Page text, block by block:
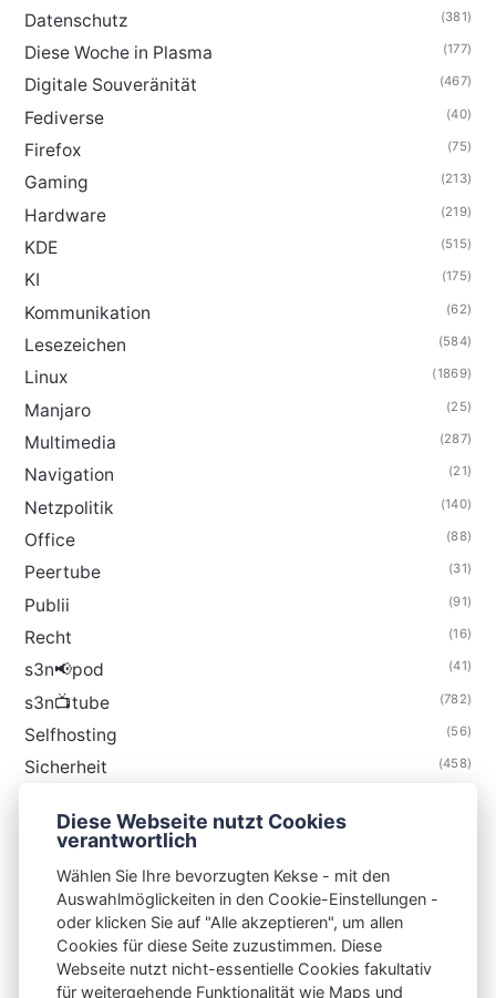
Datenschutz (381)
Diese Woche in Plasma (177)
Digitale Souveränität (467)
Fediverse (40)
Firefox (75)
Gaming (213)
Hardware (219)
KDE (515)
KI (175)
Kommunikation (62)
Lesezeichen (584)
Linux (1869)
Manjaro (25)
Multimedia (287)
Navigation (21)
Netzpolitik (140)
Office (88)
Peertube (31)
Publii (91)
Recht (16)
s3n📢pod (41)
s3n📺tube (782)
Selfhosting (56)
Sicherheit (458)
Thunderbird
S3N🧩NET
Diese Webseite nutzt Cookies
verantwortlich
Wählen Sie Ihre bevorzugten Kekse - mit den
Auswahlmöglickeiten in den Cookie-Einstellungen -
oder klicken Sie auf "Alle akzeptieren", um allen
Cookies für diese Seite zuzustimmen. Diese
Webseite nutzt nicht-essentielle Cookies fakultativ
für weitergehende Funktionalität wie Maps und